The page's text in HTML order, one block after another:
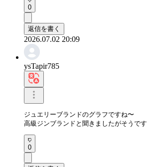
0
返信を書く
2026.07.02 20:09
ysTapir785
ジュエリーブランドのグラフですね〜
高級ジンブランドと聞きましたがそうです
0